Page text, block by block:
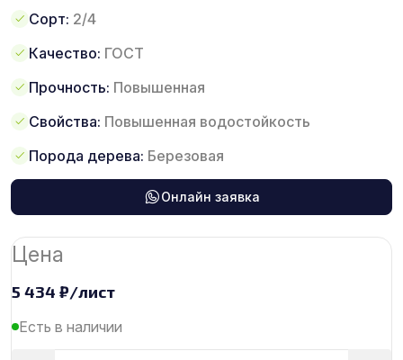
Сорт: 2/4
Качество: ГОСТ
Прочность: Повышенная
Свойства: Повышенная водостойкость
Порода дерева: Березовая
Онлайн заявка
Цена
5 434 ₽/лист
Есть в наличии